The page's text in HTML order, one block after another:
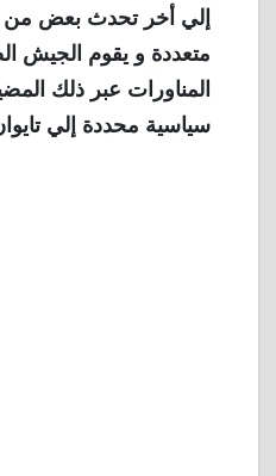
إلي أخر تحدث بعض من
متعددة و يقوم الجيش
المناورات عبر ذلك
سياسية محددة إلي